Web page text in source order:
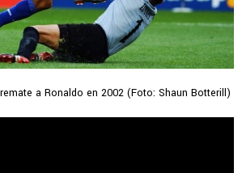
a Ronaldo en 2002 (Foto: Shaun Botterill)